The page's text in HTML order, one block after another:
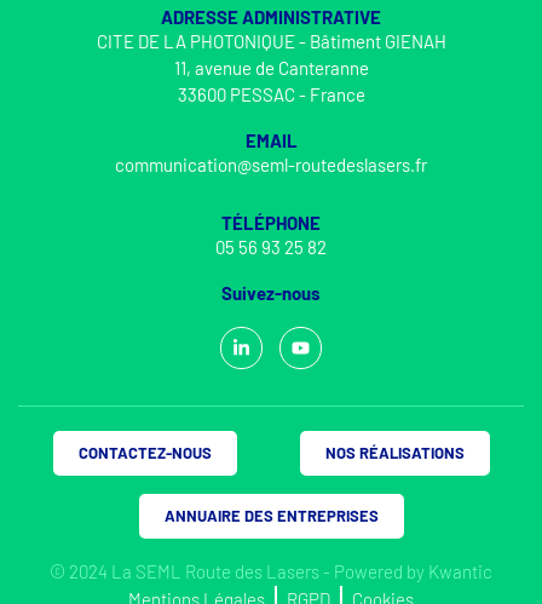
ADRESSE ADMINISTRATIVE
CITE DE LA PHOTONIQUE - Bâtiment GIENAH
11, avenue de Canteranne
33600 PESSAC - France
EMAIL
communication@seml-routedeslasers.fr
TÉLÉPHONE
05 56 93 25 82
Suivez-nous
© 2024 La SEML Route des Lasers - Powered by Kwantic
Mentions Légales
RGPD Cookies
CONTACTEZ-NOUS NOS RÉALISATIONS
ANNUAIRE DES ENTREPRISES